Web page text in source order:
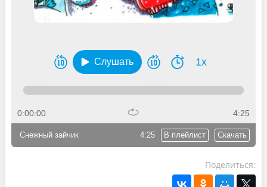
Слушать 1x
0:00:00 4:25
4:25 В плейлист Скачать
Снежный зайчик
Поделиться: